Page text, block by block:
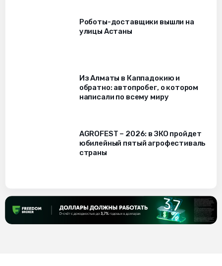
Роботы-доставщики вышли на
улицы Астаны
Из Алматы в Каппадокию и
обратно: автопробег, о котором
написали по всему миру
AGROFEST – 2026: в ЗКО пройдет
юбилейный пятый агрофестиваль
страны